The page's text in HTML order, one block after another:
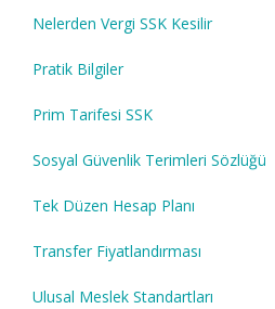
Nelerden Vergi SSK Kesilir
Pratik Bilgiler
Prim Tarifesi SSK
Sosyal Güvenlik Terimleri Sözlüğü
Tek Düzen Hesap Planı
Transfer Fiyatlandırması
Ulusal Meslek Standartları